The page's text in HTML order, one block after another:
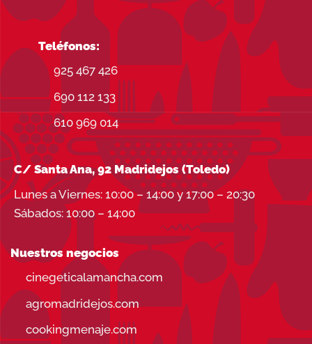
Teléfonos:
925 467 426
690 112 133
610 969 014
C/ Santa Ana, 92 Madridejos (Toledo)
Lunes a Viernes: 10:00 – 14:00 y 17:00 – 20:30
Sábados: 10:00 – 14:00
Nuestros negocios
cinegeticalamancha.com
agromadridejos.com
cookingmenaje.com